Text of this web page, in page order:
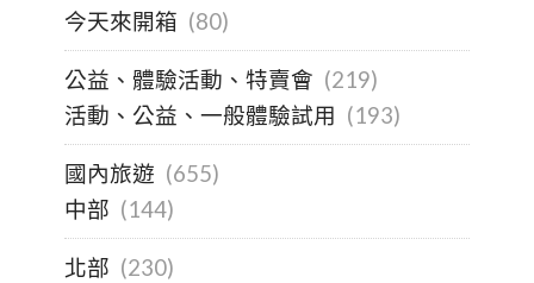
今天來開箱 (80)
公益、體驗活動、特賣會 (219)
活動、公益、一般體驗試用 (193)
國內旅遊 (655)
中部 (144)
北部 (230)